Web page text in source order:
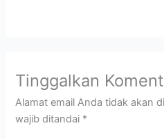
Tinggalkan
Alamat email Anda tidak akan
wajib ditandai *